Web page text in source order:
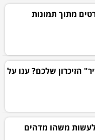
מתוך תמונות
הזיכרון שלכם? ענו על
משהו מדהים